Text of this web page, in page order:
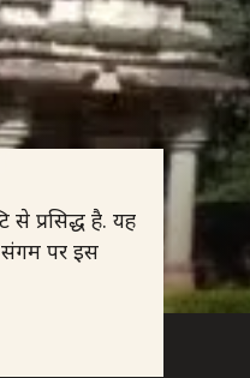
से प्रसिद्ध है. यह
संगम पर इस